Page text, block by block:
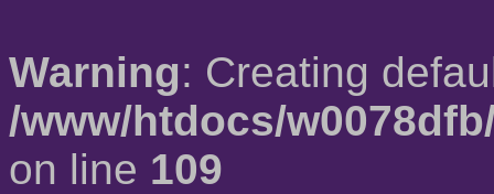
Warning: Creating
/www/htdocs/
on line 109